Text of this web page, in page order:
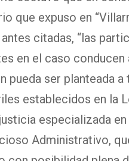
que expuso en
antes citadas, “las
en el caso conducen
pueda ser planteada a
establecidos en la
especializada
Administrativo,